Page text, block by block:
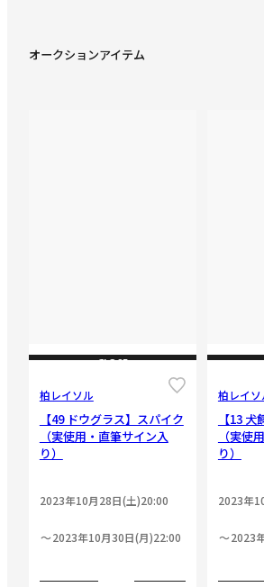
オークションアイテム
CLOSE
柏レイソル
【49 ドウグラス】スパイク
（実使用・直筆サイン入
り）
2023年10月28日(土)20:00
2023年10月30日(月)22:00
柏レイソ
【13
（実使
り）
2023年
2023